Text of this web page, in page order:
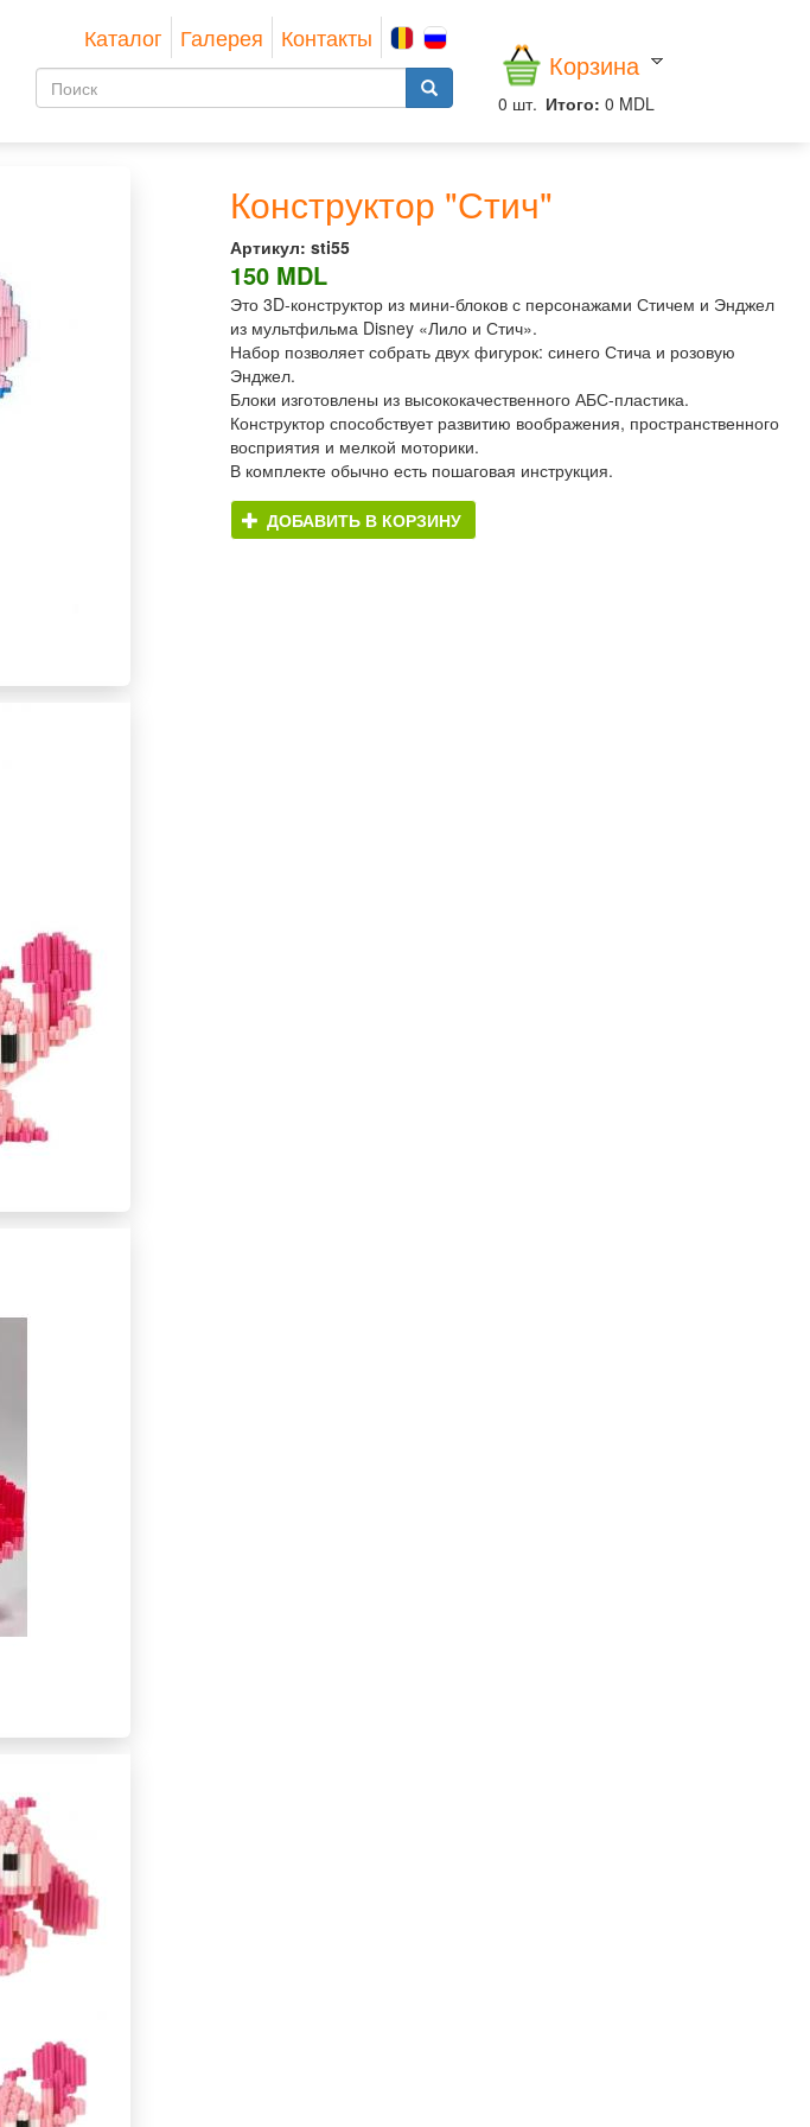
Каталог Галерея Контакты
Форма Корзина
0 шт. Итого: 0 MDL
Конструктор "Стич"
Артикул: sti55
150 MDL
Это 3D-конструктор из мини-блоков с персонажами Стичем и Энджел
из мультфильма Disney «Лило и Стич».
Набор позволяет собрать двух фигурок: синего Стича и розовую
Энджел.
Блоки изготовлены из высококачественного АБС-пластика.
Конструктор способствует развитию воображения, пространственного
восприятия и мелкой моторики.
В комплекте обычно есть пошаговая инструкция.
ДОБАВИТЬ В КОРЗИНУ